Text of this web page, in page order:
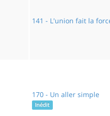
141 - L'union fait la
170 - Un aller simple
Inédit